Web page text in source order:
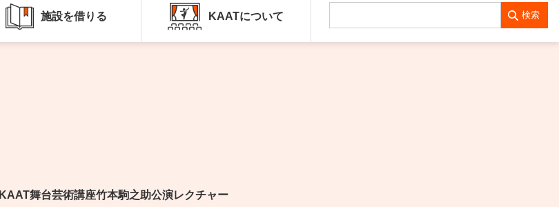
施設を借りる KAATについて 検索
KAAT舞台芸術講座竹本駒之助公演レクチャー